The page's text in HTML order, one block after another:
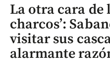
La otra cara de
charcos’:
visitar sus
alarmante